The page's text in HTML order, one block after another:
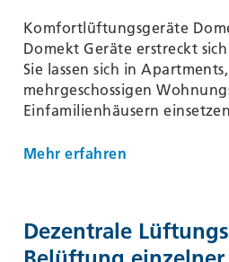
Komfortlüftungsgeräte
Domekt Geräte erstreckt
Sie lassen sich in
mehrgeschossigen
Einfamilienhäusern
Mehr erfahren
Dezentrale